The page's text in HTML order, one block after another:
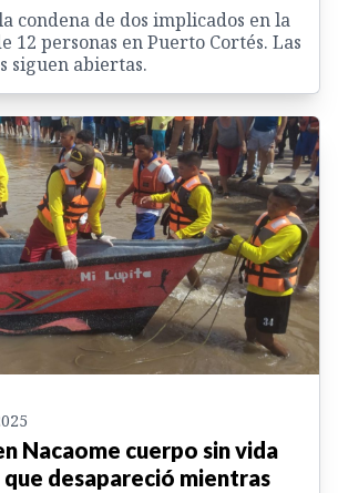
condena de dos implicados en la
12 personas en Puerto Cortés. Las
siguen abiertas.
Nacaome cuerpo sin vida
desapareció mientras